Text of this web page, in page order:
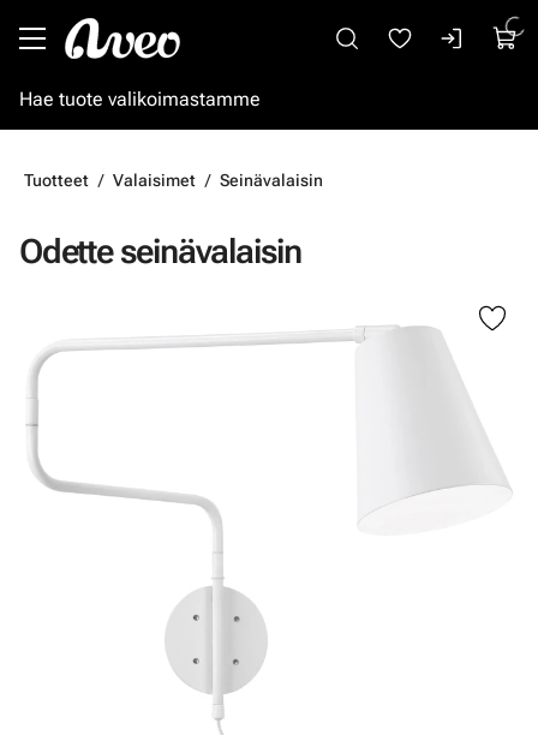
Tuotteet Valaisimet Seinävalaisin
Odette seinävalaisin